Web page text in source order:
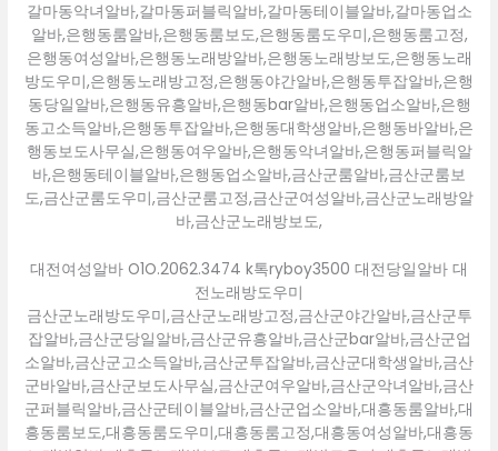
갈마동악녀알바,갈마동퍼블릭알바,갈마동테이블알바,갈마동업소
알바,은행동룸알바,은행동룸보도,은행동룸도우미,은행동룸고정,
은행동여성알바,은행동노래방알바,은행동노래방보도,은행동노래
방도우미,은행동노래방고정,은행동야간알바,은행동투잡알바,은행
동당일알바,은행동유흥알바,은행동bar알바,은행동업소알바,은행
동고소득알바,은행동투잡알바,은행동대학생알바,은행동바알바,은
행동보도사무실,은행동여우알바,은행동악녀알바,은행동퍼블릭알
바,은행동테이블알바,은행동업소알바,금산군룸알바,금산군룸보
도,금산군룸도우미,금산군룸고정,금산군여성알바,금산군노래방알
바,금산군노래방보도,
대전여성알바 O1O.2062.3474 k톡ryboy3500 대전당일알바 대
전노래방도우미
금산군노래방도우미,금산군노래방고정,금산군야간알바,금산군투
잡알바,금산군당일알바,금산군유흥알바,금산군bar알바,금산군업
소알바,금산군고소득알바,금산군투잡알바,금산군대학생알바,금산
군바알바,금산군보도사무실,금산군여우알바,금산군악녀알바,금산
군퍼블릭알바,금산군테이블알바,금산군업소알바,대흥동룸알바,대
흥동룸보도,대흥동룸도우미,대흥동룸고정,대흥동여성알바,대흥동